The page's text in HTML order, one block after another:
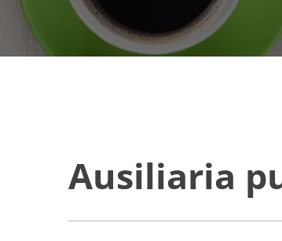
Ausiliaria